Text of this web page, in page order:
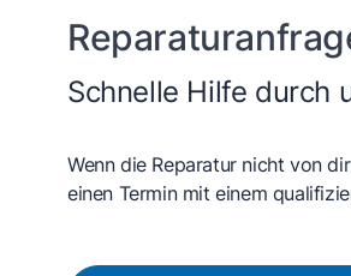
Schnelle Hilfe durch
Wenn die Reparatur nicht von
einen Termin mit einem